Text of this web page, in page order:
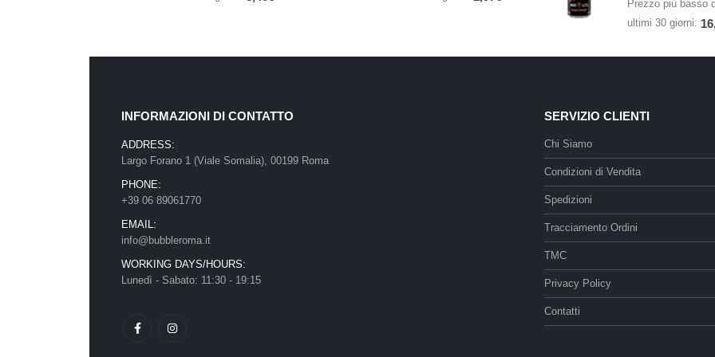
Prezzo più basso
ultimi 30 giorni:
INFORMAZIONI DI CONTATTO
ADDRESS:
Largo Forano 1 (Viale Somalia), 00199 Roma
PHONE:
+39 06 89061770
EMAIL:
info@bubbleroma.it
WORKING DAYS/HOURS:
Lunedì - Sabato: 11:30 - 19:15
SERVIZIO CLIENTI
Chi Siamo
Condizioni di Vendita
Spedizioni
Tracciamento Ordini
TMC
Privacy Policy
Contatti